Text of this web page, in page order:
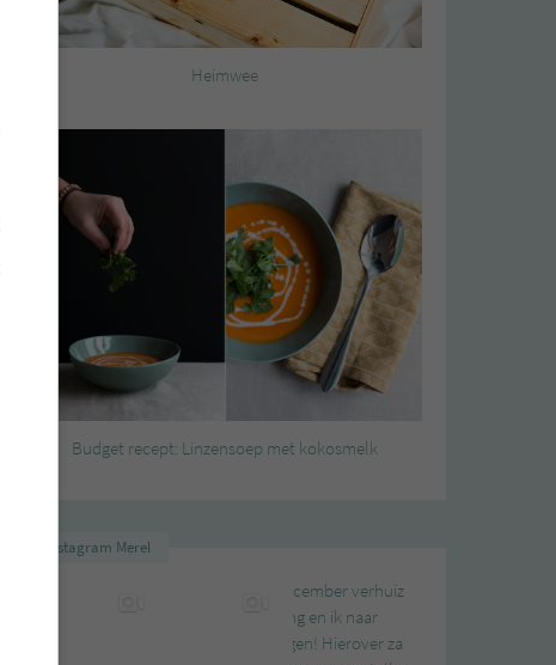
Heimwee
Budget recept: Linzensoep met kokosmelk
Instagram Merel